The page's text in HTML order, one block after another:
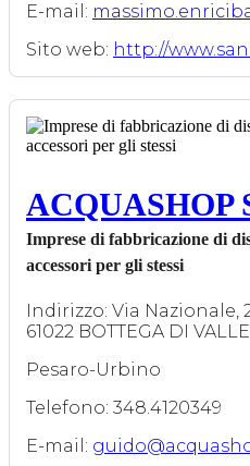
E-mail:
Sito web: http://
ACQUASHOP
Imprese di fabbricazione di
accessori per gli stessi
Indirizzo: Via Nazionale,
61022 BOTTEGA DI
Pesaro-Urbino
Telefono: 348.4120349
E-mail: